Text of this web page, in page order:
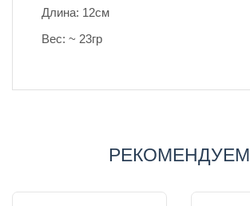
Длина: 12см
Вес: ~ 23гр
РЕКОМЕНДУЕМ